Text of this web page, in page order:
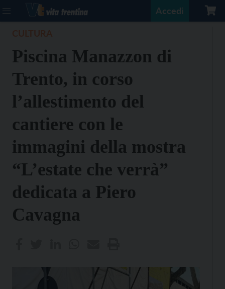
Accedi
Piscina Manazzon di
Trento, in corso
l’allestimento del
cantiere con le
immagini della mostra
“L’estate che verrà”
dedicata a Piero
Cavagna